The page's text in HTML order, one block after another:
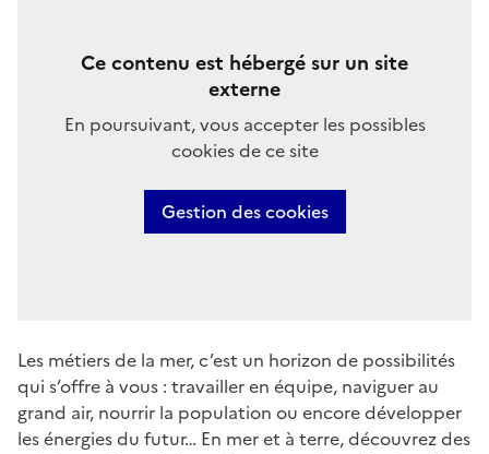
Ce contenu est hébergé sur un site
externe
En poursuivant, vous accepter les possibles
cookies de ce site
Gestion des cookies
Les métiers de la mer, c’est un horizon de possibilités
qui s’offre à vous : travailler en équipe, naviguer au
grand air, nourrir la population ou encore développer
les énergies du futur… En mer et à terre, découvrez des